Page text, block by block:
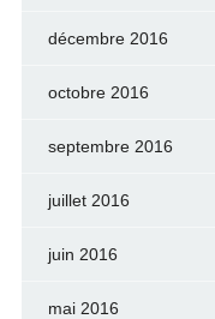
décembre 2016
octobre 2016
septembre 2016
juillet 2016
juin 2016
mai 2016